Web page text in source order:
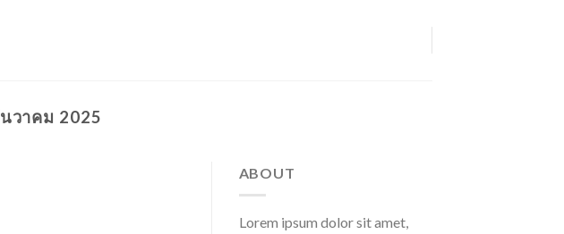
วาคม 2025
ABOUT
Lorem ipsum dolor sit amet,